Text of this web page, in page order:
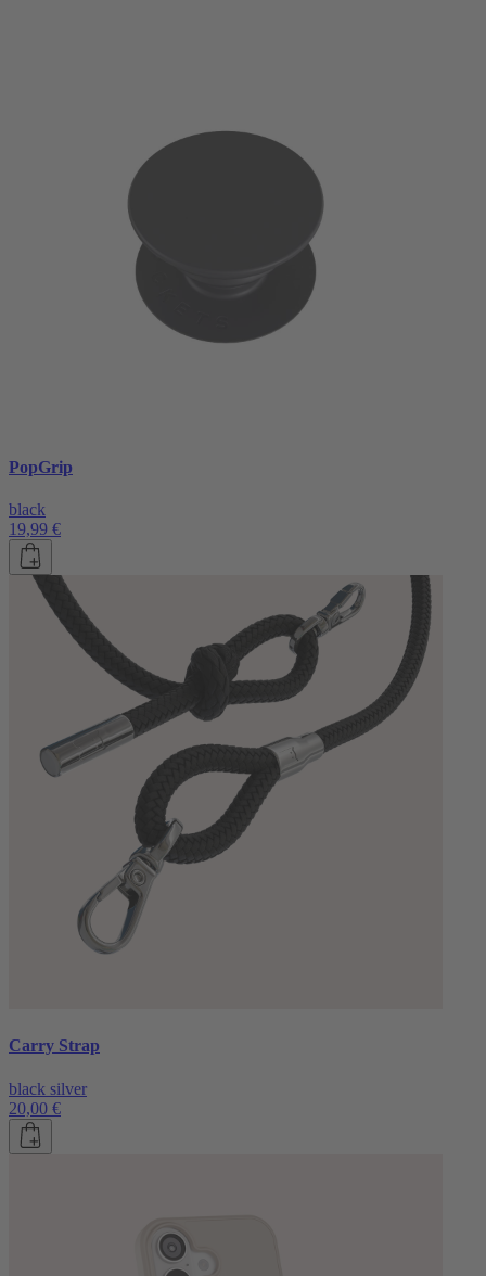
PopGrip
black
19,99 €
Carry Strap
black silver
20,00 €